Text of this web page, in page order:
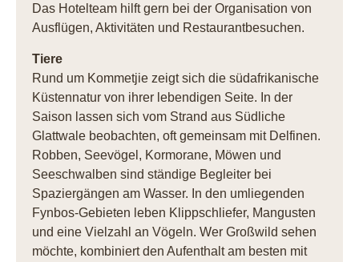
Das Hotelteam hilft gern bei der Organisation von
Ausflügen, Aktivitäten und Restaurantbesuchen.
Tiere
Rund um Kommetjie zeigt sich die südafrikanische
Küstennatur von ihrer lebendigen Seite. In der
Saison lassen sich vom Strand aus Südliche
Glattwale beobachten, oft gemeinsam mit Delfinen.
Robben, Seevögel, Kormorane, Möwen und
Seeschwalben sind ständige Begleiter bei
Spaziergängen am Wasser. In den umliegenden
Fynbos-Gebieten leben Klippschliefer, Mangusten
und eine Vielzahl an Vögeln. Wer Großwild sehen
möchte, kombiniert den Aufenthalt am besten mit